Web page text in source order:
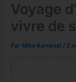
Voyage
vivre de
Par Mike Karnavel / 2